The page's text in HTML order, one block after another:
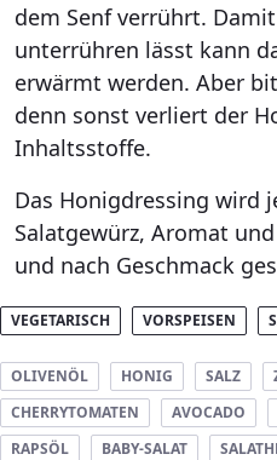
dem Senf verrührt.
unterrühren lässt kann
erwärmt werden. Aber
denn sonst verliert der
Inhaltsstoffe.
Das Honigdressing wird
Salatgewürz, Aromat
und nach Geschmack
VEGETARISCH VORSPEISEN
OLIVENÖL HONIG SALZ
CHERRYTOMATEN
AVOCADO
RAPSÖL
BABY-SALAT